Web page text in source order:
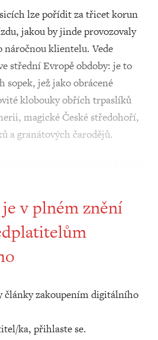
lze pořídit za třicet korun
jakou by jinde provozovaly
náročnou klientelu. Vede
střední Evropě obdoby: je to
sopek, jež jako obrácené
klobouky obřích trpaslíků
magické České středohoří,
a granátových čarodějů.
v plném znění
články zakoupením digitálního
ka, přihlaste se.